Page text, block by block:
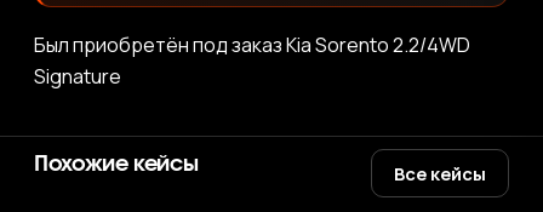
Был приобретён под заказ Kia Sorento 2.2/4WD
Signature
Похожие кейсы Все кейсы